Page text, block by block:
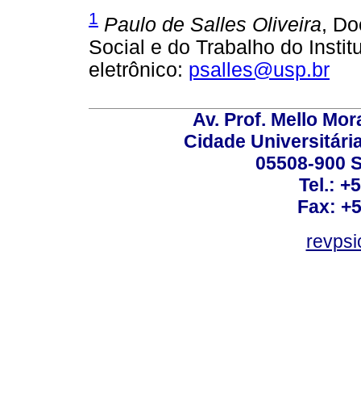
1 Paulo de Salles Oliveira,
Social e do Trabalho do
eletrônico: psalles@usp.br
Av. Prof. Mello
Cidade
05508-900
Tel.:
Fax: